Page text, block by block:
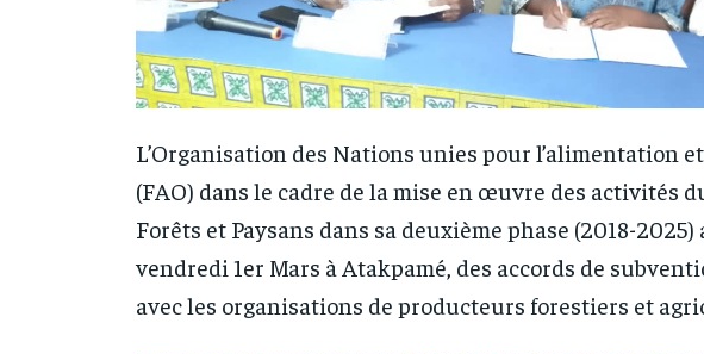
L’Organisation des Nations unies pour l’alimentation
(FAO) dans le cadre de la mise en œuvre des activités
Forêts et Paysans dans sa deuxième phase (2018-2025)
vendredi 1er Mars à Atakpamé, des accords de
avec les organisations de producteurs forestiers et